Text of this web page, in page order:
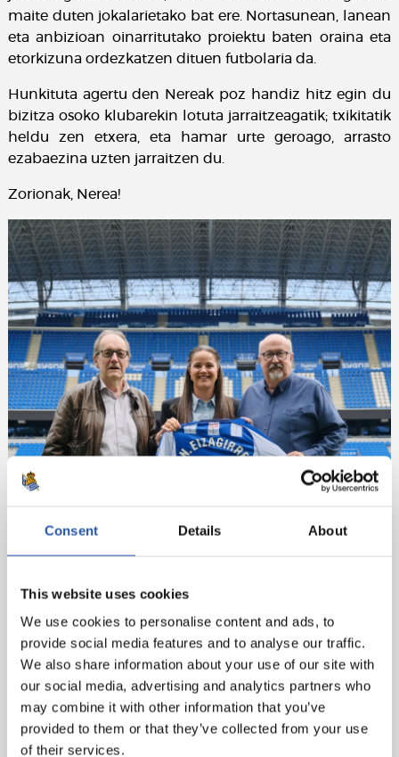
Consent Details About
This website uses cookies
We use cookies to personalise content and ads, to
provide social media features and to analyse our traffic.
We also share information about your use of our site with
our social media, advertising and analytics partners who
may combine it with other information that you’ve
provided to them or that they’ve collected from your use
of their services.
maite duten jokalarietako bat ere. Nortasunean, lanean
eta anbizioan oinarritutako proiektu baten oraina eta
etorkizuna ordezkatzen dituen futbolaria da.
Hunkituta agertu den Nereak poz handiz hitz egin du
bizitza osoko klubarekin lotuta jarraitzeagatik; txikitatik
heldu zen etxera, eta hamar urte geroago, arrasto
ezabaezina uzten jarraitzen du.
Zorionak, Nerea!